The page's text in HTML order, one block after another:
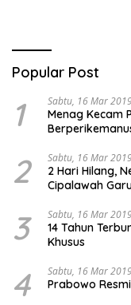
Popular Post
1 Sabtu, 16 Mar
Menag Kecam
2 Sabtu, 16 Mar
2 Hari Hilang,
Cipalawah
3 Sabtu, 16 Mar
14 Tahun
Khusus
4 Sabtu, 16 Mar
Prabowo